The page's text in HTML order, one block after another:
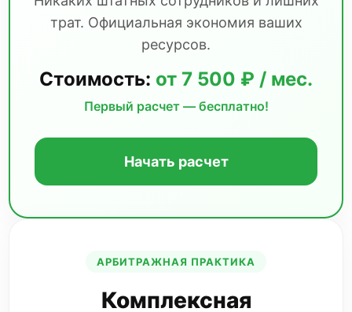
трат. Официальная экономия ваших
ресурсов.
Стоимость: от 7 500 ₽ / мес.
Первый расчет — бесплатно!
Начать расчет
АРБИТРАЖНАЯ ПРАКТИКА
Комплексная